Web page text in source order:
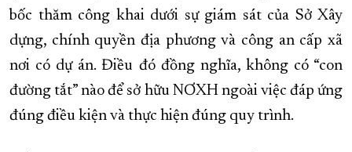
bốc thăm công khai dưới sự giám sát của Sở Xây
dựng, chính quyền địa phương và công an cấp xã
nơi có dự án. Điều đó đồng nghĩa, không có “con
đường tắt” nào để sở hữu NƠXH ngoài việc đáp ứng
đúng điều kiện và thực hiện đúng quy trình.